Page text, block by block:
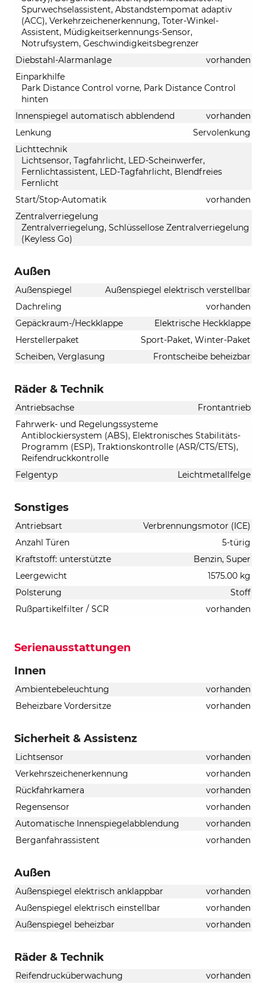
Spurwechselassistent, Abstandstempomat adaptiv
(ACC), Verkehrzeichenerkennung, Toter-Winkel-
Assistent, Müdigkeitserkennungs-Sensor,
Notrufsystem, Geschwindigkeitsbegrenzer
Diebstahl-Alarmanlage
vorhanden
Einparkhilfe
Park Distance Control vorne, Park Distance Control
hinten
Innenspiegel automatisch abblendend
vorhanden
Lenkung
Servolenkung
Lichttechnik
Lichtsensor, Tagfahrlicht, LED-Scheinwerfer,
Fernlichtassistent, LED-Tagfahrlicht, Blendfreies
Fernlicht
Start/Stop-Automatik
vorhanden
Zentralverriegelung
Zentralverriegelung, Schlüssellose Zentralverriegelung
(Keyless Go)
Außen
Außenspiegel
Außenspiegel elektrisch verstellbar
Dachreling
vorhanden
Gepäckraum-/Heckklappe
Elektrische Heckklappe
Herstellerpaket
Sport-Paket, Winter-Paket
Scheiben, Verglasung
Frontscheibe beheizbar
Räder & Technik
Antriebsachse
Frontantrieb
Fahrwerk- und Regelungssysteme
Antiblockiersystem (ABS), Elektronisches Stabilitäts-
Programm (ESP), Traktionskontrolle (ASR/CTS/ETS),
Reifendruckkontrolle
Felgentyp
Leichtmetallfelge
Sonstiges
Antriebsart
Verbrennungsmotor (ICE)
Anzahl Türen
5-türig
Kraftstoff: unterstützte
Benzin, Super
Leergewicht
1575.00 kg
Polsterung
Stoff
Rußpartikelfilter / SCR
vorhanden
Serienausstattungen
Innen
Ambientebeleuchtung
vorhanden
Beheizbare Vordersitze
vorhanden
Sicherheit & Assistenz
Lichtsensor
vorhanden
Verkehrszeichenerkennung
vorhanden
Rückfahrkamera
vorhanden
Regensensor
vorhanden
Automatische Innenspiegelabblendung
vorhanden
Berganfahrassistent
vorhanden
Außen
Außenspiegel elektrisch anklappbar
vorhanden
Außenspiegel elektrisch einstellbar
vorhanden
Außenspiegel beheizbar
vorhanden
Räder & Technik
Reifendrucküberwachung vorhanden